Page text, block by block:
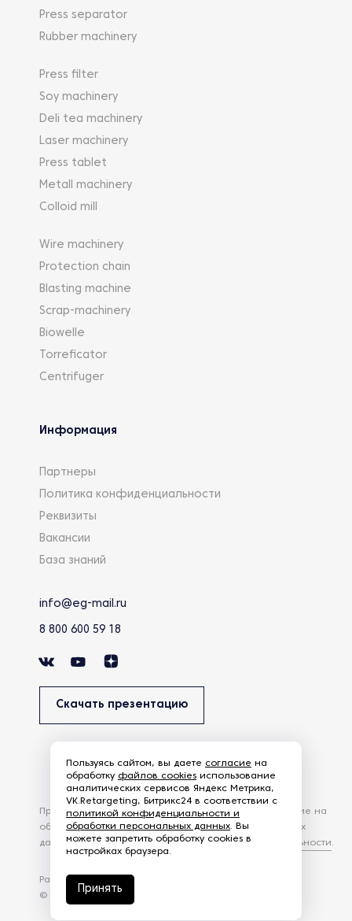
Press separator
Rubber machinery
Press filter
Soy machinery
Deli tea machinery
Laser machinery
Press tablet
Metall machinery
Colloid mill
Wire machinery
Protection chain
Blasting machine
Scrap-machinery
Biowelle
Torreficator
Centrifuger
Информация
Партнеры
Политика конфиденциальности
Реквизиты
Вакансии
База знаний
info@eg-mail.ru
8 800 600 59 18
Скачать презентацию
Разработка сайта —
© 2026 – Eurasia Group. Все права защищены
Продолжая использовать наш сайт, вы даете согласие на
обработку файлов Cookies и других пользовательских
данных, в соответствии сПолитикой конфиденциальности.
Пользуясь сайтом, вы даете согласие на
обработку файлов cookies использование
аналитических сервисов Яндекс Метрика,
VK.Retargeting, Битрикс24 в соответствии с
политикой конфиденциальности и
обработки персональных данных. Вы
можете запретить обработку cookies в
настройках браузера.
Принять